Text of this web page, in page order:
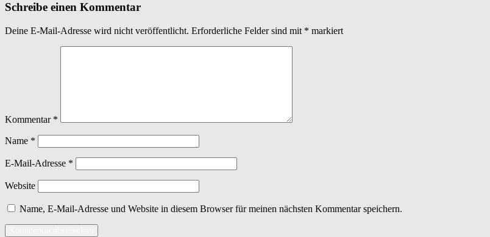
Schreibe einen Kommentar
Deine E-Mail-Adresse wird nicht veröffentlicht. Erforderliche Felder sind mit * markiert
Kommentar *
Name *
E-Mail-Adresse *
Website
Name, E-Mail-Adresse und Website in diesem Browser für meinen nächsten Kommentar speichern.